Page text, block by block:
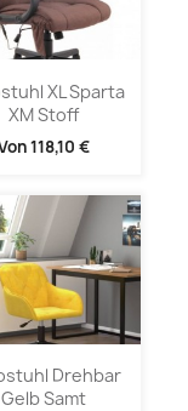
XL Sparta
XM Stoff
118,10 €
Drehbar
Gelb Samt